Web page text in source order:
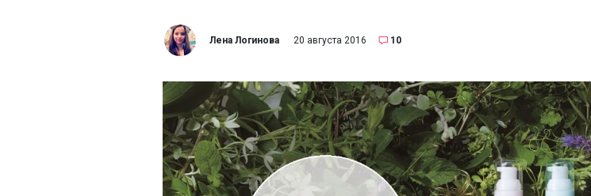
Лена Логинова 20 августа 2016 10